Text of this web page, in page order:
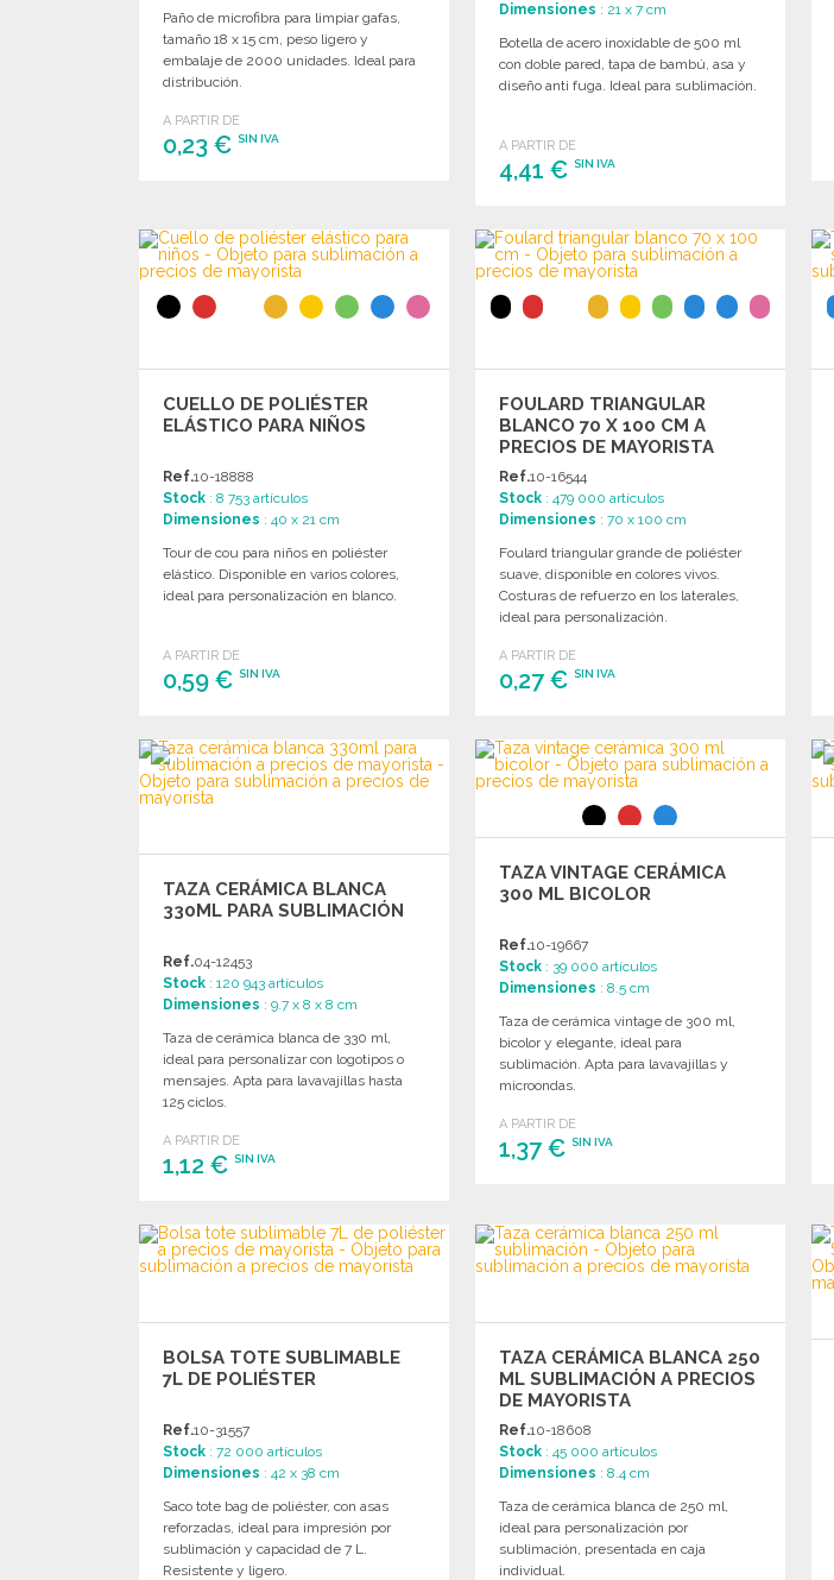
Paño de microfibra para limpiar gafas,
tamaño 18 x 15 cm, peso ligero y
embalaje de 2000 unidades. Ideal para
distribución.
A PARTIR DE
0,23 € SIN IVA
Solicitar un presupuesto
Dimensiones : 21 x 7 cm
Botella de acero inoxidable de 500 ml
con doble pared, tapa de bambú, asa y
diseño anti fuga. Ideal para sublimación.
A PARTIR DE
4,41 €SIN IVA
Solicitar un presupuesto
CUELLO DE POLIÉSTER
ELÁSTICO PARA NIÑOS
Ref.10-18888
Stock : 8 753 artículos
Dimensiones : 40 x 21 cm
Tour de cou para niños en poliéster
elástico. Disponible en varios colores,
ideal para personalización en blanco.
A PARTIR DE
0,59 € SIN IVA
Solicitar un presupuesto
FOULARD TRIANGULAR
BLANCO 70 X 100 CM A
PRECIOS DE MAYORISTA
Ref.10-16544
Stock : 479 000 artículos
Dimensiones : 70 x 100 cm
Foulard triangular grande de poliéster
suave, disponible en colores vivos.
Costuras de refuerzo en los laterales,
ideal para personalización.
A PARTIR DE
0,27 €SIN IVA
Solicitar un presupuesto
TAZA CERÁMICA BLANCA
330ML PARA SUBLIMACIÓN
Ref.04-12453
Stock : 120 943 artículos
Dimensiones : 9.7 x 8 x 8 cm
Taza de cerámica blanca de 330 ml,
ideal para personalizar con logotipos o
mensajes. Apta para lavavajillas hasta
125 ciclos.
A PARTIR DE
1,12 € SIN IVA
Solicitar un presupuesto
TAZA VINTAGE CERÁMICA
300 ML BICOLOR
Ref.10-19667
Stock : 39 000 artículos
Dimensiones : 8.5 cm
Taza de cerámica vintage de 300 ml,
bicolor y elegante, ideal para
sublimación. Apta para lavavajillas y
microondas.
A PARTIR DE
1,37 €SIN IVA
Solicitar un presupuesto
BOLSA TOTE SUBLIMABLE
7L DE POLIÉSTER
Ref.10-31557
Stock : 72 000 artículos
Dimensiones : 42 x 38 cm
Saco tote bag de poliéster, con asas
reforzadas, ideal para impresión por
sublimación y capacidad de 7 L.
Resistente y ligero.
TAZA CERÁMICA BLANCA 250
ML SUBLIMACIÓN A PRECIOS
DE MAYORISTA
Ref.10-18608
Stock : 45 000 artículos
Dimensiones : 8.4 cm
Taza de cerámica blanca de 250 ml,
ideal para personalización por
sublimación, presentada en caja
individual.